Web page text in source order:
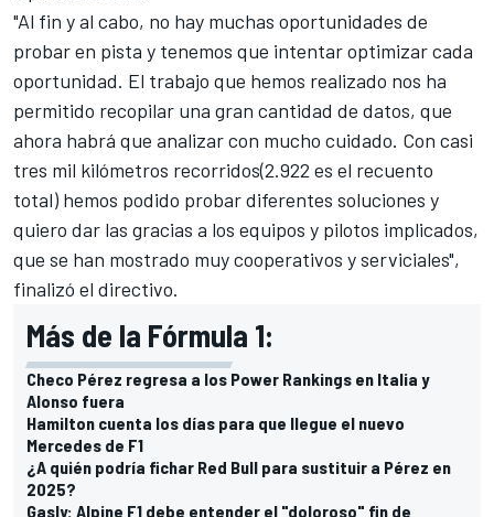
"Al fin y al cabo, no hay muchas oportunidades de
probar en pista y tenemos que intentar optimizar cada
oportunidad. El trabajo que hemos realizado nos ha
permitido recopilar una gran cantidad de datos, que
ahora habrá que analizar con mucho cuidado. Con casi
tres mil kilómetros recorridos(2.922 es el recuento
total) hemos podido probar diferentes soluciones y
quiero dar las gracias a los equipos y pilotos implicados,
que se han mostrado muy cooperativos y serviciales",
finalizó el directivo.
Más de la Fórmula 1:
Checo Pérez regresa a los Power Rankings en Italia y
Alonso fuera
Hamilton cuenta los días para que llegue el nuevo
Mercedes de F1
¿A quién podría fichar Red Bull para sustituir a Pérez en
2025?
Gasly: Alpine F1 debe entender el "doloroso" fin de